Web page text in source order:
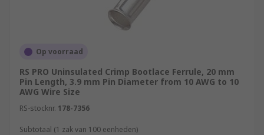
Op voorraad
RS PRO Uninsulated Crimp Bootlace Ferrule, 20 mm
Pin Length, 3.9 mm Pin Diameter from 10 AWG to 10
AWG Wire Size
RS-stocknr. 178-7356
Subtotaal (1 zak van 100 eenheden)